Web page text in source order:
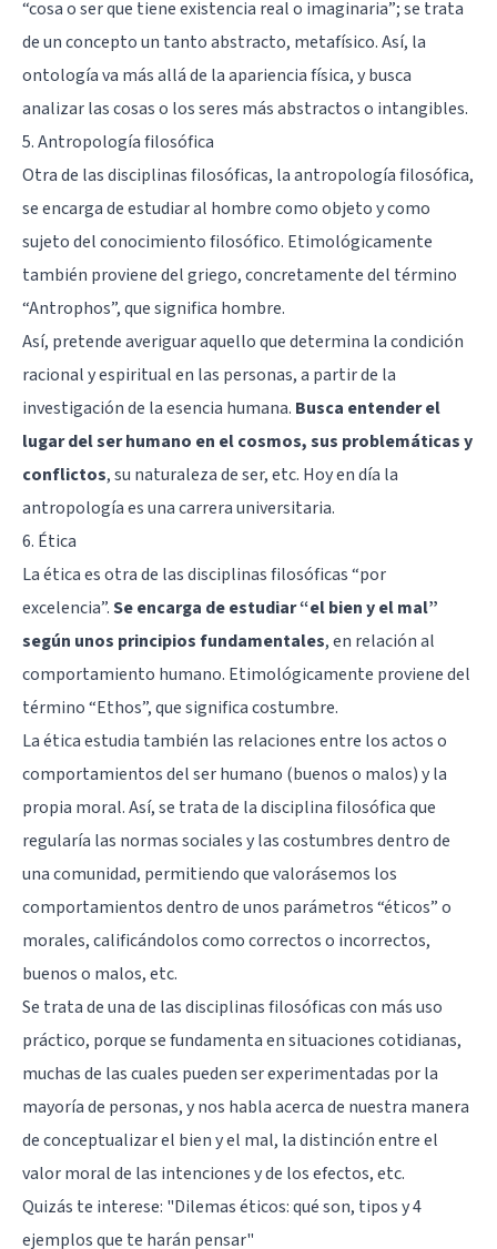
“cosa o ser que tiene existencia real o imaginaria”; se trata
de un concepto un tanto abstracto, metafísico. Así, la
ontología va más allá de la apariencia física, y busca
analizar las cosas o los seres más abstractos o intangibles.
5. Antropología filosófica
Otra de las disciplinas filosóficas, la antropología filosófica,
se encarga de estudiar al hombre como objeto y como
sujeto del conocimiento filosófico. Etimológicamente
también proviene del griego, concretamente del término
“Antrophos”, que significa hombre.
Así, pretende averiguar aquello que determina la condición
racional y espiritual en las personas, a partir de la
investigación de la esencia humana. Busca entender el
lugar del ser humano en el cosmos, sus problemáticas y
conflictos, su naturaleza de ser, etc. Hoy en día la
antropología es una carrera universitaria.
6. Ética
La ética es otra de las disciplinas filosóficas “por
excelencia”.Se encarga de estudiar “el bien y el mal”
según unos principios fundamentales, en relación al
comportamiento humano. Etimológicamente proviene del
término “Ethos”, que significa costumbre.
La ética estudia también las relaciones entre los actos o
comportamientos del ser humano (buenos o malos) y la
propia moral. Así, se trata de la disciplina filosófica que
regularía las normas sociales y las costumbres dentro de
una comunidad, permitiendo que valorásemos los
comportamientos dentro de unos parámetros “éticos” o
morales, calificándolos como correctos o incorrectos,
buenos o malos, etc.
Se trata de una de las disciplinas filosóficas con más uso
práctico, porque se fundamenta en situaciones cotidianas,
muchas de las cuales pueden ser experimentadas por la
mayoría de personas, y nos habla acerca de nuestra manera
de conceptualizar el bien y el mal, la distinción entre el
valor moral de las intenciones y de los efectos, etc.
Quizás te interese: "Dilemas éticos: qué son, tipos y 4
ejemplos que te harán pensar"